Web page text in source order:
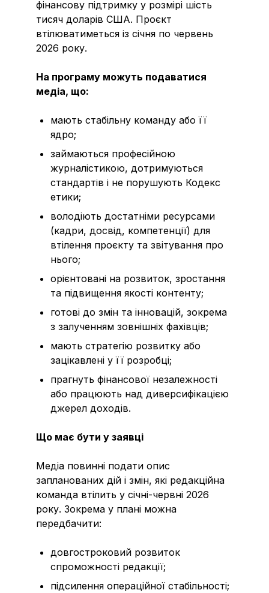
фінансову підтримку у розмірі шість
тисяч доларів США. Проєкт
втілюватиметься із січня по червень
2026 року.
На програму можуть подаватися
медіа, що:
мають стабільну команду або її
ядро;
займаються професійною
журналістикою, дотримуються
стандартів і не порушують Кодекс
етики;
володіють достатніми ресурсами
(кадри, досвід, компетенції) для
втілення проєкту та звітування про
нього;
орієнтовані на розвиток, зростання
та підвищення якості контенту;
готові до змін та інновацій, зокрема
з залученням зовнішніх фахівців;
мають стратегію розвитку або
зацікавлені у її розробці;
прагнуть фінансової незалежності
або працюють над диверсифікацією
джерел доходів.
Що має бути у заявці
Медіа повинні подати опис
запланованих дій і змін, які редакційна
команда втілить у січні-червні 2026
року. Зокрема у плані можна
передбачити:
довгостроковий розвиток
спроможності редакції;
підсилення операційної стабільності;